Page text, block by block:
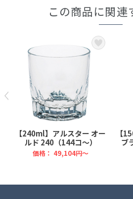
この商品に関連
【240ml】アルスター オー
ルド 240（144コ～）
価格： 49,104円～
【
ブ